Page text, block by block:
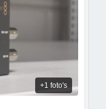
+1 foto's